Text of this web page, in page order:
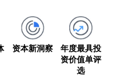
资本新洞察
年度最具投
资价值单评
选